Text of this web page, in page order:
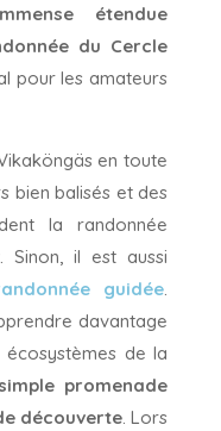
étendue
du Cercle
pour les amateurs
en toute
bien balisés et des
la randonnée
Sinon, il est aussi
guidée.
davantage
de la
promenade
découverte. Lors